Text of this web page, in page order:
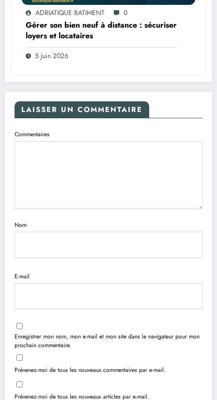
ADRIATIQUE BATIMENT 0
Gérer son bien neuf à distance : sécuriser
loyers et locataires
5 Juin 2026
LAISSER UN COMMENTAIRE
Commentaires
Nom
E-mail
Enregistrer mon nom, mon e-mail et mon site dans le navigateur pour mon
prochain commentaire.
Prévenez-moi de tous les nouveaux commentaires par e-mail.
Prévenez-moi de tous les nouveaux articles par e-mail.